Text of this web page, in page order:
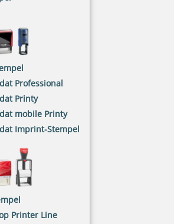
Professional
Printy
mobile Printy
Imprint-Stempel
Printer Line
ist ein praktischer Begleiter
er passt in jede Tasche.
€-
- KATEGORIEN